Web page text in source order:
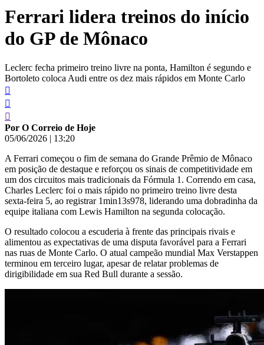
conteúdo
Ferrari lidera treinos do início
do GP de Mônaco
Leclerc fecha primeiro treino livre na ponta, Hamilton é segundo e
Bortoleto coloca Audi entre os dez mais rápidos em Monte Carlo
Por O Correio de Hoje
05/06/2026 | 13:20
A Ferrari começou o fim de semana do Grande Prêmio de Mônaco
em posição de destaque e reforçou os sinais de competitividade em
um dos circuitos mais tradicionais da Fórmula 1. Correndo em casa,
Charles Leclerc foi o mais rápido no primeiro treino livre desta
sexta-feira 5, ao registrar 1min13s978, liderando uma dobradinha da
equipe italiana com Lewis Hamilton na segunda colocação.
O resultado colocou a escuderia à frente das principais rivais e
alimentou as expectativas de uma disputa favorável para a Ferrari
nas ruas de Monte Carlo. O atual campeão mundial Max Verstappen
terminou em terceiro lugar, apesar de relatar problemas de
dirigibilidade em sua Red Bull durante a sessão.